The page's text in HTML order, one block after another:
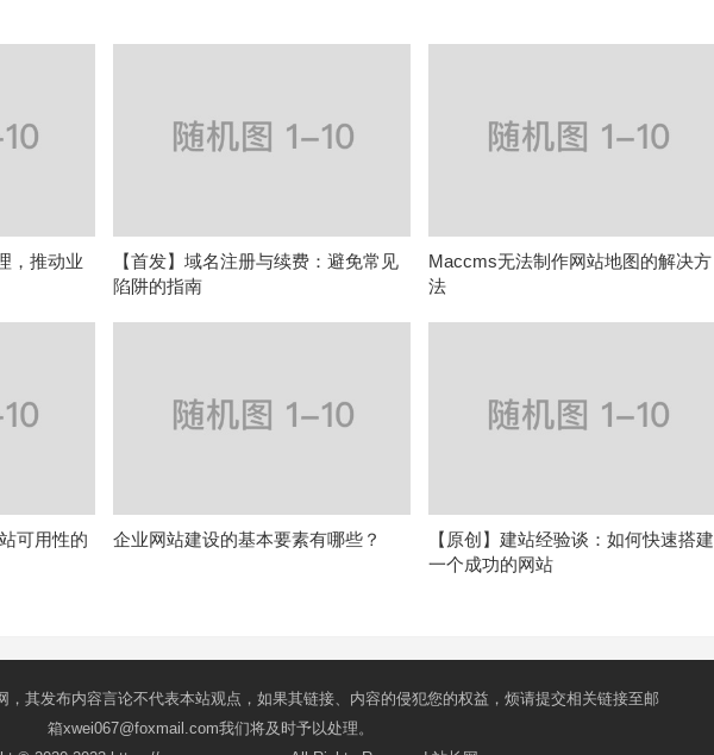
，推动业
【首发】域名注册与续费：避免常见
陷阱的指南
Maccms无法制作网站地图的解决方
法
可用性的
企业网站建设的基本要素有哪些？
【原创】建站经验谈：如何快速搭建
一个成功的网站
，其发布内容言论不代表本站观点，如果其链接、内容的侵犯您的权益，烦请提交相关链接至邮
箱xwei067@foxmail.com我们将及时予以处理。